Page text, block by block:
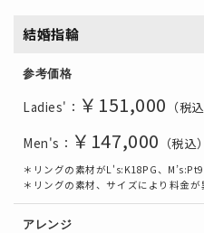
結婚指輪
参考価格
Ladies'： ￥151,000 （税込
Men's： ￥147,000 （税込）
＊リングの素材がL's:K18PG、
＊リングの素材、サイズにより料金が
アレンジ